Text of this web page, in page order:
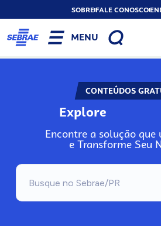
SOBREFALE CONOSCO
MENU
CONTEÚDOS
Explore
Encontre a solução que
e Transforme Seu